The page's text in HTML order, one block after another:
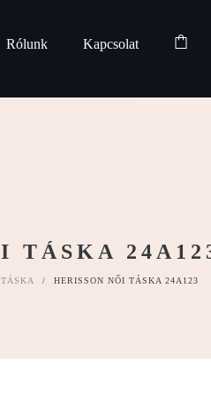
Rólunk Kapcsolat
TÁSKA
/ HERISSON NŐI TÁSKA 24A123